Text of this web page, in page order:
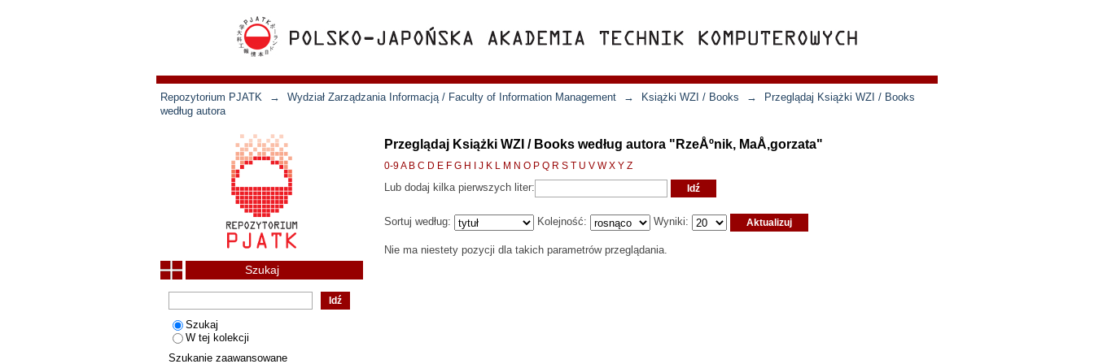
Repozytorium PJATK → Wydział Zarządzania Informacją / Faculty of Information Management → Książki WZI / Books →
Przeglądaj Książki WZI / Books
według autora
Przeglądaj Książki WZI / Books według autora "RzeÅºnik, MaÅ‚gorzata"
0-9A B C D E F G H J K L M N O P Q R S T U V W X Y Z
Lub dodaj kilka pierwszych liter:
Sortuj według: Kolejność: Wyniki:
Nie ma niestety pozycji dla takich parametrów przeglądania.
Szukaj
Szukaj
W tej kolekcji
Szukanie zaawansowane